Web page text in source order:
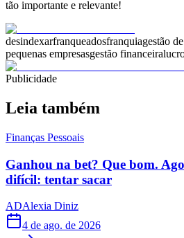
tão importante e relevante!
desindexarfranqueadosfranquiagestão
pequenas empresasgestão financeira
Publicidade
Leia também
Finanças Pessoais
Ganhou na bet? Que bom.
difícil: tentar sacar
ADAlexia Diniz
4 de ago. de 2026